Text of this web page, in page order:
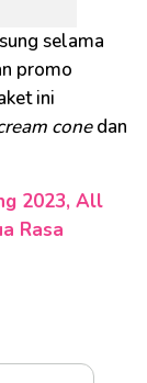
selama
promo
ini
conedan
2023, All
Rasa